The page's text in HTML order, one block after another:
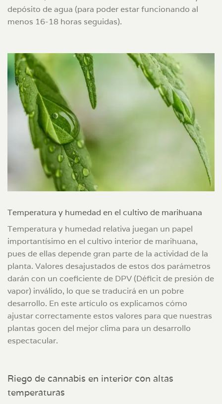
depósito de agua (para poder estar funcionando al
menos 16-18 horas seguidas).
Temperatura y humedad en el cultivo de marihuana
Temperatura y humedad relativa juegan un papel
importantísimo en el cultivo interior de marihuana,
pues de ellas depende gran parte de la actividad de la
planta. Valores desajustados de estos dos parámetros
darán con un coeficiente de DPV (Déficit de presión de
vapor) inválido, lo que se traducirá en un pobre
desarrollo. En este artículo os explicamos cómo
ajustar correctamente estos valores para que nuestras
plantas gocen del mejor clima para un desarrollo
espectacular.
Riego de cannabis en interior con altas
temperaturas